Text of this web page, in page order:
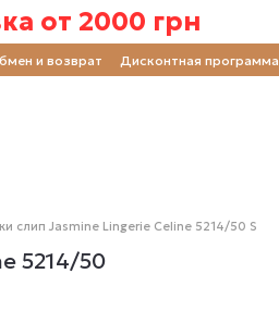
от 2000 грн
и возврат Дисконтная программа
слип Jasmine Lingerie Celine 5214/50 S
5214/50